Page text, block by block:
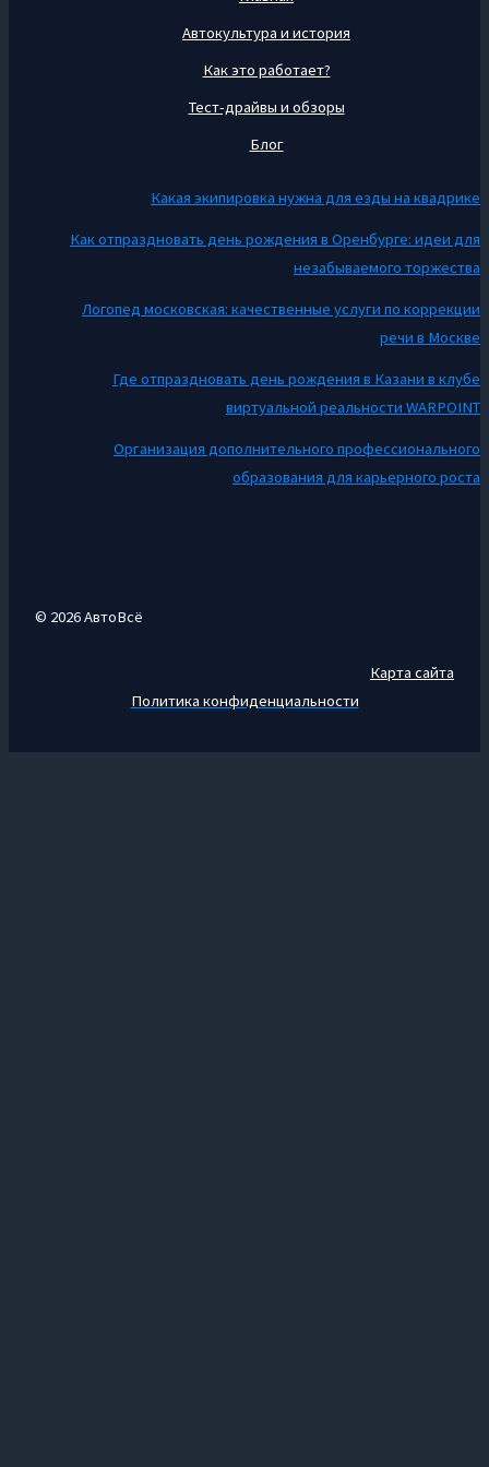
Автокультура и история
Как это работает?
Тест-драйвы и обзоры
Блог
Какая экипировка нужна для езды на квадрике
Как отпраздновать день рождения в Оренбурге: идеи для
незабываемого торжества
Логопед московская: качественные услуги по коррекции
речи в Москве
Где отпраздновать день рождения в Казани в клубе
виртуальной реальности WARPOINT
Организация дополнительного профессионального
образования для карьерного роста
© 2026 АвтоВсё
Карта сайта
Политика конфиденциальности